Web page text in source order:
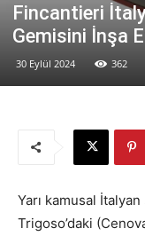
Fincantieri
Gemisini İnşa
30 Eylül 2024 362
Yarı kamusal
Trigoso’daki